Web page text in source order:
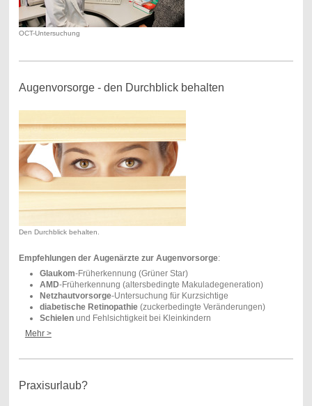
OCT-Untersuchung
Augenvorsorge - den Durchblick behalten
Den Durchblick behalten.
Empfehlungen der Augenärzte zur Augenvorsorge:
Glaukom-Früherkennung (Grüner Star)
AMD-Früherkennung (altersbedingte Makuladegeneration)
Netzhautvorsorge-Untersuchung für Kurzsichtige
diabetische Retinopathie(zuckerbedingte Veränderungen)
Schielenund Fehlsichtigkeit bei Kleinkindern
Mehr >
Praxisurlaub?